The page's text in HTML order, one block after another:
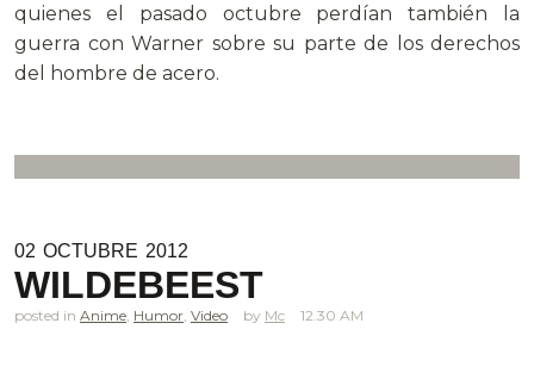
quienes el pasado octubre perdían también la
guerra con Warner sobre su parte de los derechos
del hombre de acero.
02 OCTUBRE 2012
WILDEBEEST
posted in Anime Humor Video Mc 12.30 AM